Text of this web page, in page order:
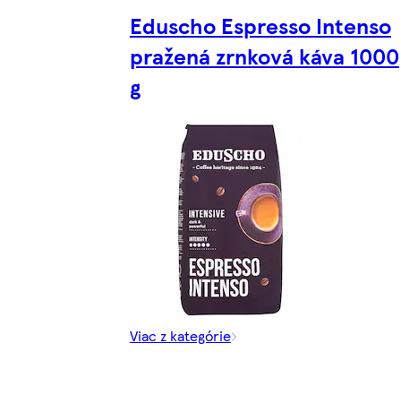
Eduscho Espresso Intenso
pražená zrnková káva 1000
g
Viac z kategórie